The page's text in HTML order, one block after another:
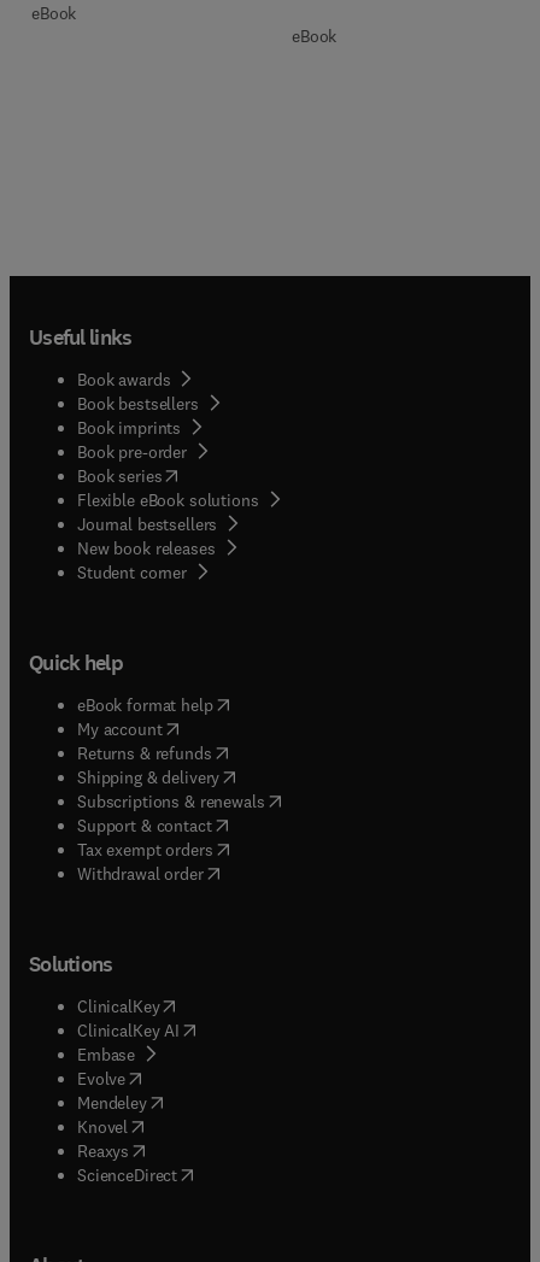
eBook
eBook
Useful links
Book awards
Book bestsellers
Book imprints
Book pre-order
Book series(opens in new tab/window
Flexible eBook solutions
Journal bestsellers
New book releases
Student corner( opens in new tab/window
Quick help
eBook format help( opens in new tab/window
My account( opens in new tab/window
Returns & refunds( opens in new tab/window
Shipping & delivery(opens in new tab/window
Subscriptions & renewals( opens in new tab/window
Support & contact( opens in new tab/window
Tax exempt orders( opens in new tab/window
Withdrawal order
Solutions
ClinicalKey(opens in new tab/window
ClinicalKey AI opens in new tab/window
Embase( opens in new tab/window
Evolve(opens in new tab/window
Mendeley( opens in new tab/window
Knovel (opens in new tab/window
Reaxys (opens in new tab/window
ScienceDirect(opens in new tab/window